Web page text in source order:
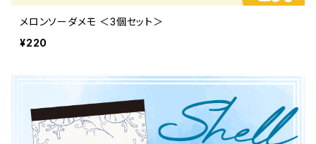
メロンソーダメモ ＜3個セット＞
¥220